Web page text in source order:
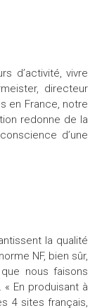
d’activité, vivre
directeur
en France, notre
redonne de la
d’une
la qualité
NF, bien sûr,
nous faisons
En produisant à
4 sites français,